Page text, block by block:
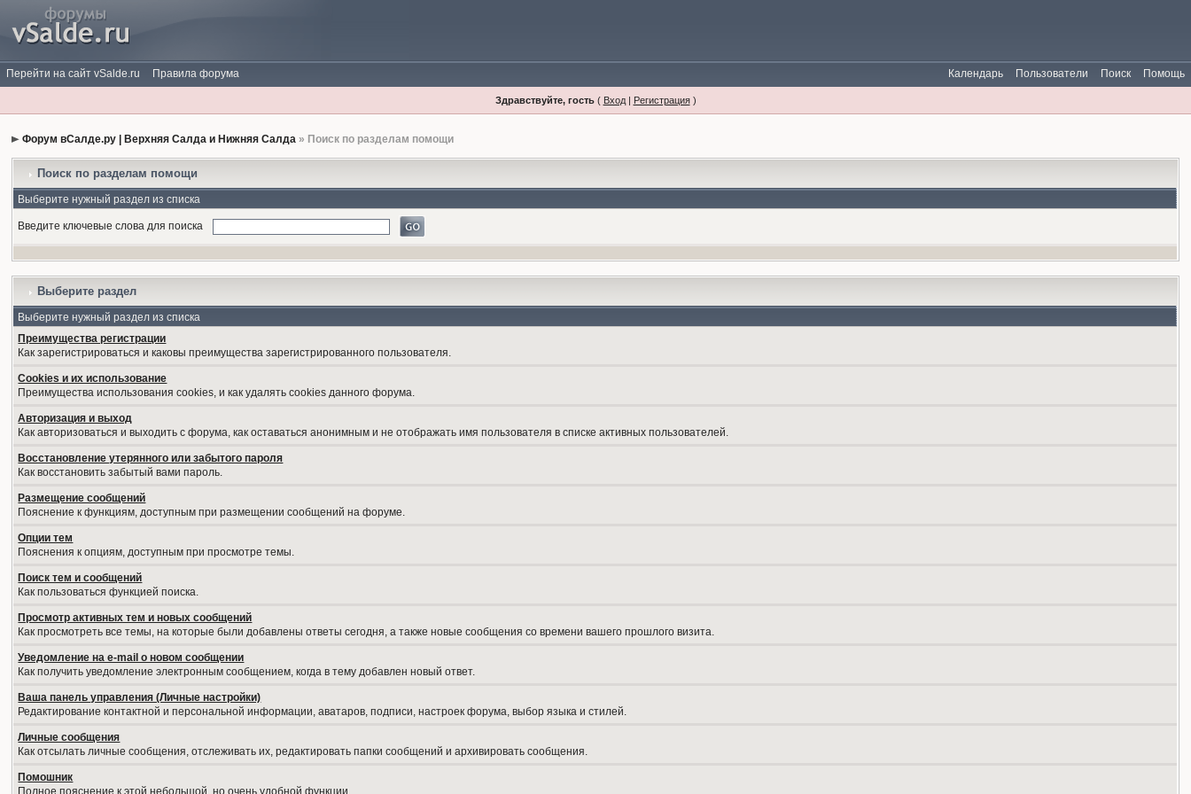
Перейти на сайт vSalde.ru Правила форума Помощь
Поиск
Пользователи
Календарь
Здравствуйте, гость( Вход| Регистрация)
Форум вСалде.ру | Верхняя Салда и Нижняя Салда » Поиск по разделам помощи
Поиск по разделам помощи
Выберите нужный раздел из списка
Введите ключевые слова для поиска
Выберите раздел
Выберите нужный раздел из списка
Преимущества регистрации
Как зарегистрироваться и каковы преимущества зарегистрированного пользователя.
Cookies и их использование
Преимущества использования cookies, и как удалять cookies данного форума.
Авторизация и выход
Как авторизоваться и выходить с форума, как оставаться анонимным и не отображать имя пользователя в списке активных пользователей.
Восстановление утерянного или забытого пароля
Как восстановить забытый вами пароль.
Размещение сообщений
Пояснение к функциям, доступным при размещении сообщений на форуме.
Опции тем
Пояснения к опциям, доступным при просмотре темы.
Поиск тем и сообщений
Как пользоваться функцией поиска.
Просмотр активных тем и новых сообщений
Как просмотреть все темы, на которые были добавлены ответы сегодня, а также новые сообщения со времени вашего прошлого визита.
Уведомление на е-mail о новом сообщении
Как получить уведомление электронным сообщением, когда в тему добавлен новый ответ.
Ваша панель управления (Личные настройки)
Редактирование контактной и персональной информации, аватаров, подписи, настроек форума, выбор языка и стилей.
Личные сообщения
Как отсылать личные сообщения, отслеживать их, редактировать папки сообщений и архивировать сообщения.
Помошник
Полное пояснение к этой небольшой, но очень удобной функции